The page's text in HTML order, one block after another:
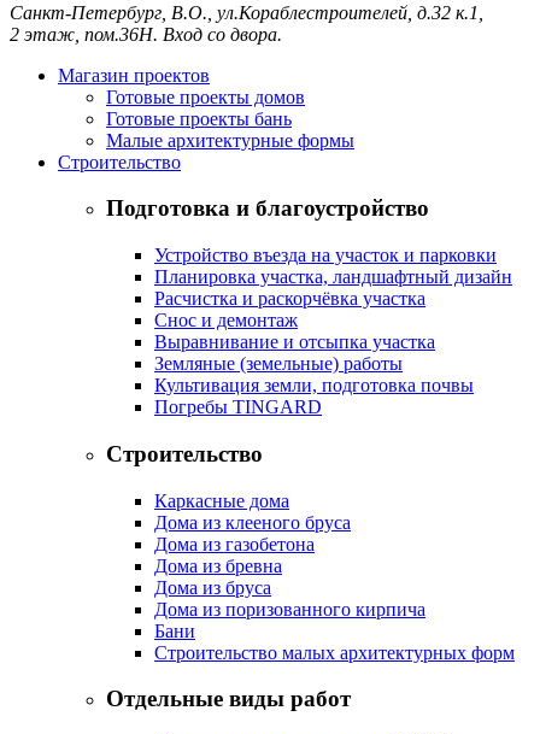
Санкт-Петербург В.О., ул.Кораблестроителей, д.32 к.1,
2 этаж, пом.36Н. Вход со двора.
Магазин проектов
Готовые проекты домов
Готовые проекты бань
Малые архитектурные формы
Строительство
Подготовка и благоустройство
Устройство въезда на участок и парковки
Планировка участка, ландшафтный дизайн
Расчистка и раскорчёвка участка
Снос и демонтаж
Выравнивание и отсыпка участка
Земляные (земельные) работы
Культивация земли, подготовка почвы
Погребы TINGARD
Строительство
Каркасные дома
Дома из клееного бруса
Дома из газобетона
Дома из бревна
Дома из бруса
Дома из поризованного кирпича
Бани
Строительство малых архитектурных форм
Отдельные виды работ